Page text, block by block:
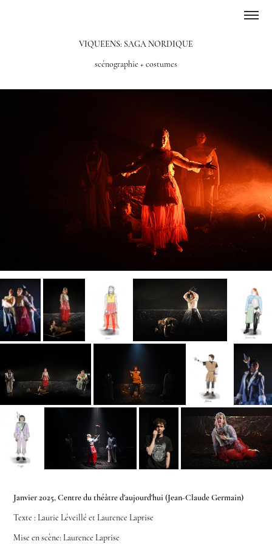
VIQUEENS: SAGA NORDIQUE
scénographie + costumes
Janvier 2025, Centre du théâtre d'aujourd'hui (Jean-Claude Germain)
Texte : Laurie Léveillé et Laurence Laprise
Mise en scène: Laurence Laprise